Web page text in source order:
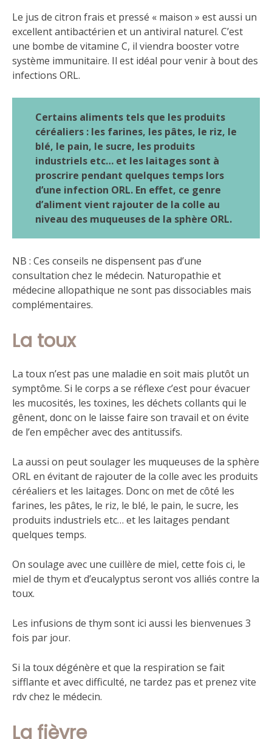
Le jus de citron frais et pressé « maison » est aussi un
excellent antibactérien et un antiviral naturel. C’est
une bombe de vitamine C, il viendra booster votre
système immunitaire. Il est idéal pour venir à bout des
infections ORL.
Certains aliments tels que les produits
céréaliers : les farines, les pâtes, le riz, le
blé, le pain, le sucre, les produits
industriels etc… et les laitages sont à
proscrire pendant quelques temps lors
d’une infection ORL. En effet, ce genre
d’aliment vient rajouter de la colle au
niveau des muqueuses de la sphère ORL.
NB : Ces conseils ne dispensent pas d’une
consultation chez le médecin. Naturopathie et
médecine allopathique ne sont pas dissociables mais
complémentaires.
La toux
La toux n’est pas une maladie en soit mais plutôt un
symptôme. Si le corps a se réflexe c’est pour évacuer
les mucosités, les toxines, les déchets collants qui le
gênent, donc on le laisse faire son travail et on évite
de l’en empêcher avec des antitussifs.
La aussi on peut soulager les muqueuses de la sphère
ORL en évitant de rajouter de la colle avec les produits
céréaliers et les laitages. Donc on met de côté les
farines, les pâtes, le riz, le blé, le pain, le sucre, les
produits industriels etc… et les laitages pendant
quelques temps.
On soulage avec une cuillère de miel, cette fois ci, le
miel de thym et d’eucalyptus seront vos alliés contre la
toux.
Les infusions de thym sont ici aussi les bienvenues 3
fois par jour.
Si la toux dégénère et que la respiration se fait
sifflante et avec difficulté, ne tardez pas et prenez vite
rdv chez le médecin.
La fièvre